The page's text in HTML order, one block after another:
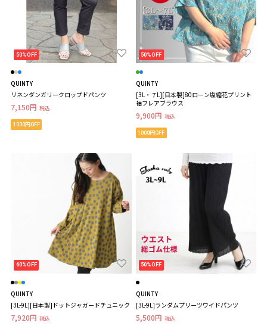
50%OFF
QUINTY
リネンダンガリークロップドパンツ
7,150円 税込
1000円OFF
50%OFF
QUINTY
[3L・７L][日本製]80ローン塩縮花プリント
袖フレアブラウス
9,900円 税込
1000円OFF
60%OFF
QUINTY
[3L-9L][日本製]ドットジャガードチュニック
7,920円 税込
50%OFF
QUINTY
[3L-9L]ランダムプリーツワイドパンツ
5,500円 税込